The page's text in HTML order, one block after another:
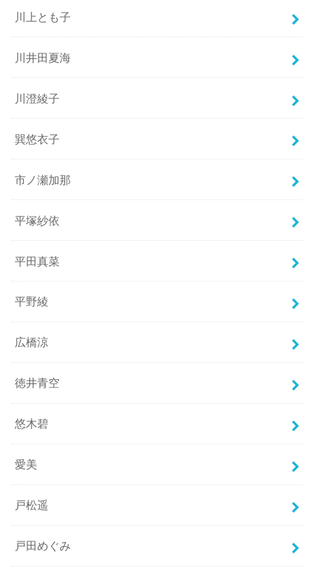
川上とも子
川井田夏海
川澄綾子
巽悠衣子
市ノ瀬加那
平塚紗依
平田真菜
平野綾
広橋涼
徳井青空
悠木碧
愛美
戸松遥
戸田めぐみ